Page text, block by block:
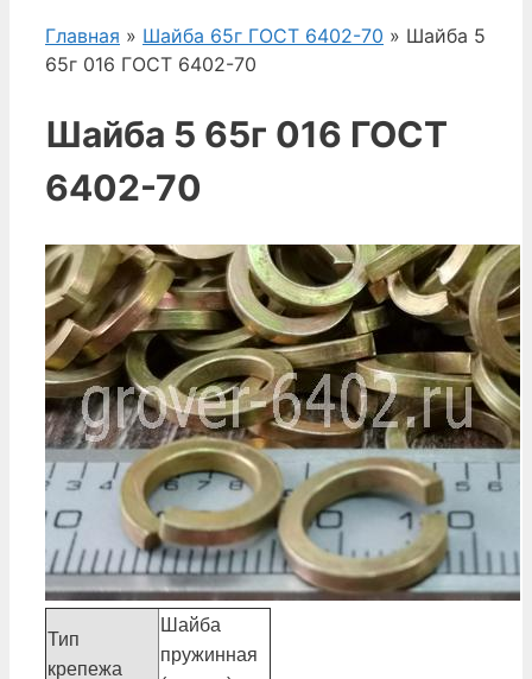
Главная » Шайба 65г ГОСТ 6402-70 » Шайба 5
65г 016 ГОСТ 6402-70
Шайба 5 65г 016 ГОСТ
6402-70
Тип
крепежа
Шайба
пружинная